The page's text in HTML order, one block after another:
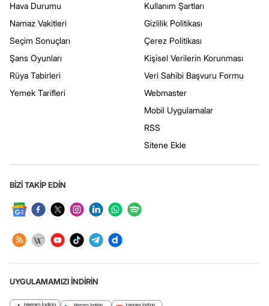
Hava Durumu
Namaz Vakitleri
Seçim Sonuçları
Şans Oyunları
Rüya Tabirleri
Yemek Tarifleri
Kullanım Şartları
Gizlilik Politikası
Çerez Politikası
Kişisel Verilerin Korunması
Veri Sahibi Başvuru Formu
Webmaster
Mobil Uygulamalar
RSS
Sitene Ekle
BİZİ TAKİP EDİN
UYGULAMAMIZI İNDİRİN